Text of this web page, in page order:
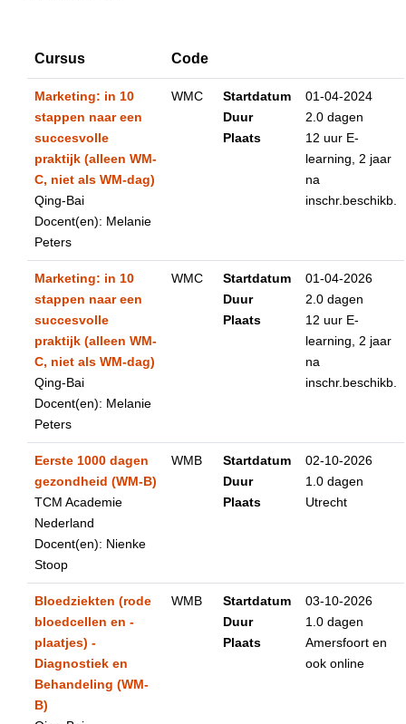
Cursus Code
Marketing: in 10
stappen naar een
succesvolle
praktijk (alleen WM-
C, niet als WM-dag)
Qing-Bai
Docent(en): Melanie
Peters
WMC
Startdatum
Duur
Plaats
01-04-2024
2.0 dagen
12 uur E-
learning, 2 jaar
na
inschr.beschikb.
Marketing: in 10
stappen naar een
succesvolle
praktijk (alleen WM-
C, niet als WM-dag)
Qing-Bai
Docent(en): Melanie
Peters
WMC
Startdatum
Duur
Plaats
01-04-2026
2.0 dagen
12 uur E-
learning, 2 jaar
na
inschr.beschikb.
Eerste 1000 dagen
gezondheid (WM-B)
TCM Academie
Nederland
Docent(en): Nienke
Stoop
WMB
Startdatum
Duur
Plaats
02-10-2026
1.0 dagen
Utrecht
Bloedziekten (rode
bloedcellen en -
plaatjes) -
Diagnostiek en
Behandeling (WM-
B)
WMB
Startdatum
Duur
Plaats
03-10-2026
1.0 dagen
Amersfoort en
ook online